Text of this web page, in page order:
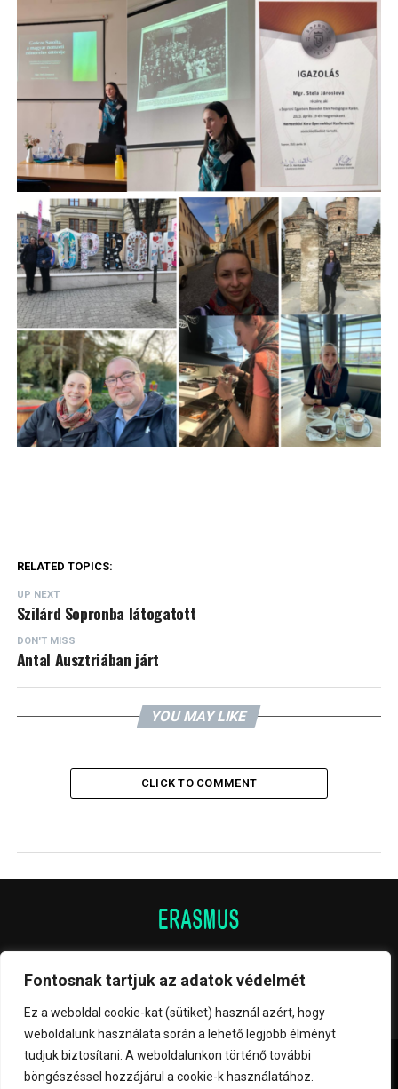
Fontosnak tartjuk az adatok védelmét
Ez a weboldal cookie-kat (sütiket) használ azért, hogy
weboldalunk használata során a lehető legjobb élményt
tudjuk biztosítani. A weboldalunkon történő további
böngészéssel hozzájárul a cookie-k használatához.
RELATED TOPICS:
UP NEXT
Szilárd Sopronba látogatott
DON'T MISS
Antal Ausztriában járt
YOU MAY LIKE
CLICK TO COMMENT